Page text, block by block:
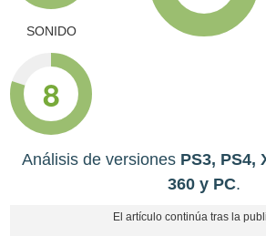
SONIDO
8
Análisis de versiones PS3, PS4,
360 y PC.